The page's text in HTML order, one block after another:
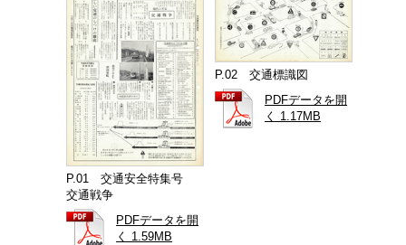
P.01 交通安全特集号
交通戦争
PDFデータを開
く 1.59MB
P.02 交通標識図
PDFデータを開
く 1.17MB